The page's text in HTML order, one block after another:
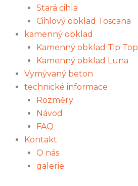
Stará cihla
Cihlový obklad Toscana
kamenný obklad
Kamenný obklad Tip Top
Kamenný obklad Luna
Vymývaný beton
technické informace
Rozměry
Návod
FAQ
Kontakt
O nás
galerie